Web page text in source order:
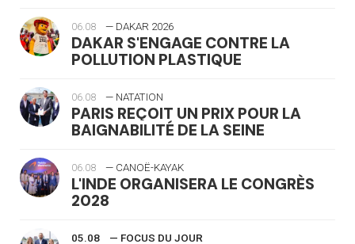
06.08 — DAKAR 2026
DAKAR S'ENGAGE CONTRE LA
POLLUTION PLASTIQUE
06.08 — NATATION
PARIS REÇOIT UN PRIX POUR LA
BAIGNABILITÉ DE LA SEINE
06.08 — CANOË-KAYAK
L'INDE ORGANISERA LE CONGRÈS
2028
05.08 — FOCUS DU JOUR